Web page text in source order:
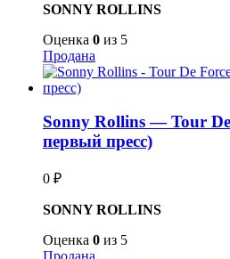
SONNY ROLLINS
Оценка 0 из 5
Продана
Sonny Rollins — Tour
первый пресс)
0 ₽
SONNY ROLLINS
Оценка 0 из 5
Продана